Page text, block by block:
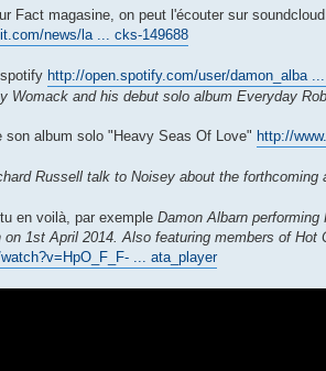
Fact magasine, on peut l'écouter sur soundcloud
news/la ... cks-149688
http://open.spotify.com/user/damon_alba
Womack and his debut solo album Everyday
son album solo "Heavy Seas Of Love" http://
Russell talk to Noisey about the forthcoming
en voilà, par exemple Damon Albarn
on 1st April 2014. Also featuring members of Hot
... ata_player